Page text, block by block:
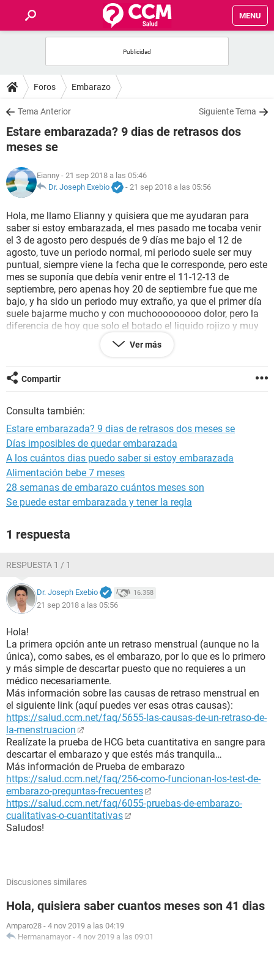
MENU
FOROS
SALUD
NUTRICIÓN
SEXUALIDAD
GLOSARIO
Foros Embarazo
Tema Anterior Siguiente Tema
Estare embarazada? 9 dias de retrasos dos
meses se
Eianny - 21 sep 2018 a las 05:46
Dr. Joseph Exebio
- 21 sep 2018 a las 05:56
Hola, me llamo Elianny y quisiera que me ayudaran para
saber si estoy embarazada, el mes pasado me tocaba venir
el 3 de agosto pero después de 9 días me bajo el 12 de
agosto, tuve un periodo normal, mi periodo suele ser muy
puntual, siempre viene la fecha que le corresponde, pero este
mes se suponía que debía venir entre el 11-12-13 de
septiembre, pero apenas hoy 20 de septiembre fue que me
bajo, y ha sido un periodo muy extraño, ya que el primer día
suele bajarme mucho y con muchooooooooo dolor, pero la
diferencia de hoy que solo el botado el liquido rojizo y muy
poco, y no me dado nada de dolor, cabe destacar que he
tenido relaciones sin protección con mi pareja y calculando
relaciones es probable que este embarazada, que me dicen?
¿Sera que lo estoy?
Ver más
Compartir
Consulta también:
Estare embarazada? 9 dias de retrasos dos meses se
Días imposibles de quedar embarazada
A los cuántos dias puedo saber si estoy embarazada
Alimentación bebe 7 meses
28 semanas de embarazo cuántos meses son
Se puede estar embarazada y tener la regla
1 respuesta
RESPUESTA 1 / 1
Dr. Joseph Exebio 16.358
21 sep 2018 a las 05:56
Hola!
La primera opción ante un retraso menstrual (aunque no la
única), como sabes, es el embarazo, por lo que es lo primero
y más simple de descartar puesto que no requieres a un
médico necesariamente.
Más información sobre las causas de retraso menstrual en
el siguiente link (aquí puedes ver esas otras causas):
https://salud.ccm.net/faq/5655-las-causas-de-un-retraso-de-
la-menstruacion
Realízate la prueba de HCG beta cuantitativa en sangre para
descartar el embarazo y que estés más tranquila…
Más información de Prueba de embarazo
https://salud.ccm.net/faq/256-como-funcionan-los-test-de-
embarazo-preguntas-frecuentes
https://salud.ccm.net/faq/6055-pruebas-de-embarazo-
cualitativas-o-cuantitativas
Saludos!
Discusiones similares
Hola, quisiera saber cuantos meses son 41 dias
Amparo28 - 4 nov 2019 a las 04:19
Hermanamayor - 4 nov 2019 a las 09:01